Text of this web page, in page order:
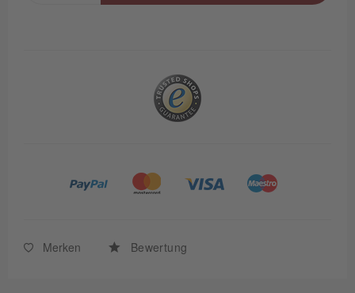
Merken Bewertung